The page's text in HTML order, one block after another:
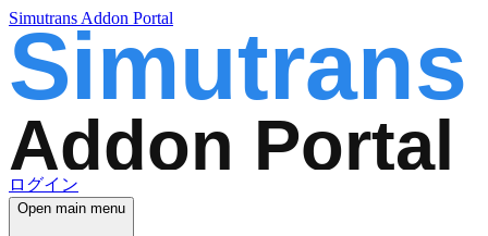
Simutrans Addon Portal
ログイン
Open main menu